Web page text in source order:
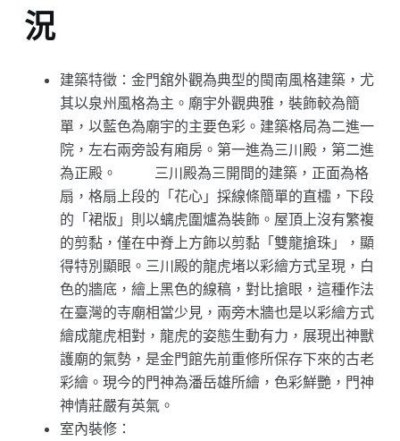
況
建築特徵：金門舘外觀為典型的閩南風格建築，尤
其以泉州風格為主。廟宇外觀典雅，裝飾較為簡
單，以藍色為廟宇的主要色彩。建築格局為二進一
院，左右兩旁設有廂房。第一進為三川殿，第二進
為正殿。 三川殿為三開間的建築，正面為格
扇，格扇上段的「花心」採線條簡單的直櫺，下段
的「裙版」則以螭虎圍爐為裝飾。屋頂上沒有繁複
的剪黏，僅在中脊上方飾以剪黏「雙龍搶珠」，顯
得特別顯眼。三川殿的龍虎堵以彩繪方式呈現，白
色的牆底，繪上黑色的線稿，對比搶眼，這種作法
在臺灣的寺廟相當少見，兩旁木牆也是以彩繪方式
繪成龍虎相對，龍虎的姿態生動有力，展現出神獸
護廟的氣勢，是金門館先前重修所保存下來的古老
彩繪。現今的門神為潘岳雄所繪，色彩鮮艷，門神
神情莊嚴有英氣。
室內裝修：